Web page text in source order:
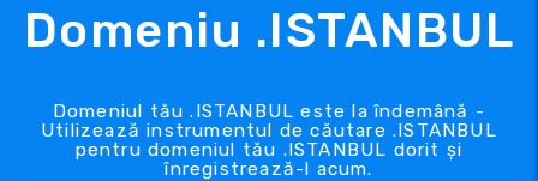
Domeniu .ISTANBUL
Domeniul tău .ISTANBUL este la îndemână -
Utilizează instrumentul de căutare .ISTANBUL
pentru domeniul tău .ISTANBUL dorit și
înregistrează-l acum.